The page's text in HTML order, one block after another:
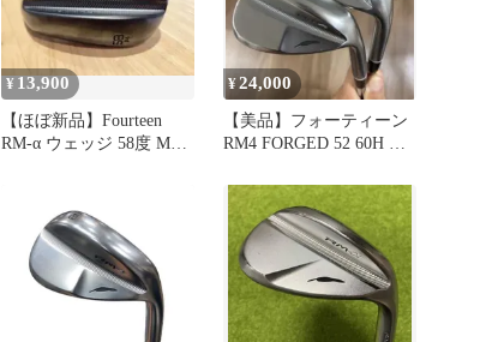
¥ 13,900
【ほぼ新品】Fourteen
RM-α ウェッジ 58度 Mソ
¥24,000
【美品】フォーティーン
RM4 FORGED 52 60H TS-